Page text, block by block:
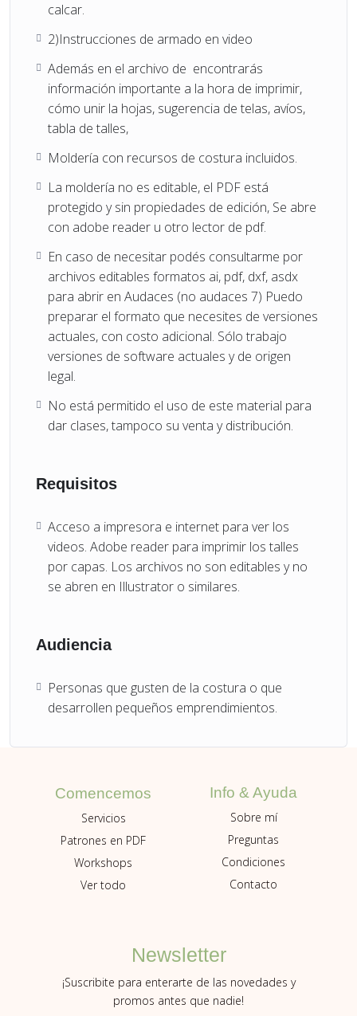
calcar.
2)Instrucciones de armado en video
Además en el archivo de encontrarás
información importante a la hora de imprimir,
cómo unir la hojas, sugerencia de telas, avíos,
tabla de talles,
Moldería con recursos de costura incluidos.
La moldería no es editable, el PDF está
protegido y sin propiedades de edición, Se abre
con adobe reader u otro lector de pdf.
En caso de necesitar podés consultarme por
archivos editables formatos ai, pdf, dxf, asdx
para abrir en Audaces (no audaces 7) Puedo
preparar el formato que necesites de versiones
actuales, con costo adicional. Sólo trabajo
versiones de software actuales y de origen
legal.
No está permitido el uso de este material para
dar clases, tampoco su venta y distribución.
Requisitos
Acceso a impresora e internet para ver los
videos. Adobe reader para imprimir los talles
por capas. Los archivos no son editables y no
se abren en Illustrator o similares.
Audiencia
Personas que gusten de la costura o que
desarrollen pequeños emprendimientos.
Comencemos
Servicios
Patrones en PDF
Workshops
Ver todo
Info & Ayuda
Sobre mí
Preguntas
Condiciones
Contacto
Newsletter
¡Suscribite para enterarte de las novedades y
promos antes que nadie!